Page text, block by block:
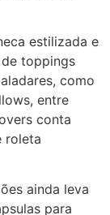
estilizada e
toppings
como
entre
conta
roleta
ainda leva
para